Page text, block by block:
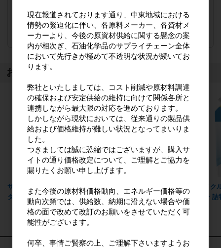
注文数
ご注文には
ログインしてください
おすすめ商品
サイクルスタイルヘアウォー
ター 本体285ml
サイクルスタイルメンズヘア
ウォーター 本体285ml
サイク
ター
現在報道されております通り、中東地域における
情勢の緊迫化に伴い、各原料メーカー、各資材メ
ーカーより、今後の原資材供給に関する懸念の案
内が相次ぎ、石油化学品のサプライチェーン全体
において先行きが極めて不透明な状況が続いてお
ります。
弊社といたしましては、コスト削減や原材料調達
の確保および安定供給の維持に向けて関係各所と
連携しながら最大限の対応を進めております。
しかしながら現状においては、従来通りの製品供
給および価格維持が難しい状況となってまいりま
した。
つきましては誠に恐縮ではございますが、購入サ
イトの通り価格改定について、ご理解とご協力を
賜りたくお願い申し上げます。
また今後の原材料価格動向、エネルギー価格等の
動向次第では、供給数、納期に沿えない場合や価
格の面で改めて改訂のお願いをさせていただく可
能性がございます。
何卒、事情ご賢察の上、ご理解下さいますようお